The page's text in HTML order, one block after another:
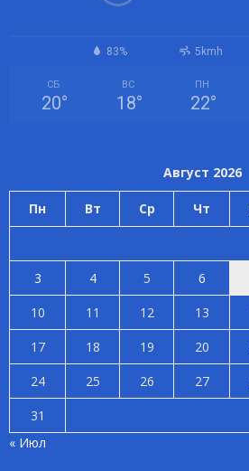
83% 5kmh
СБ
20°
ВС
18°
ПН
22°
Август 2026
Пн Вт Ср Чт
3
4 5 6
10
11 12 13
17
18 19 20
24
25 26 27
31
« Июл